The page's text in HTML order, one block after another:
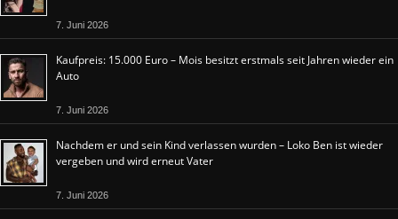
7. Juni 2026
Kaufpreis: 15.000 Euro – Mois besitzt erstmals seit Jahren wieder ein
Auto
7. Juni 2026
Nachdem er und sein Kind verlassen wurden – Loko Ben ist wieder
vergeben und wird erneut Vater
7. Juni 2026